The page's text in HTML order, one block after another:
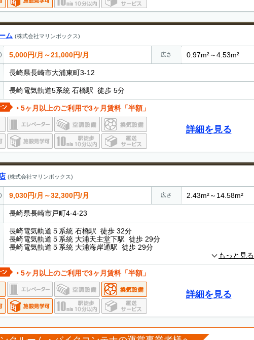
ム (株式会社マリンボックス)
5,000円/月～21,000円/月 広さ 0.97m²～4.53m²
長崎県長崎市大浦東町3-12
長崎電気軌道5系統 石橋駅 徒歩 5分
5ヶ月以上のご利用で3ヶ月賃料「半額」
詳細を見る
(株式会社マリンボックス)
9,030円/月～32,300円/月 広さ 2.43m²～14.58m²
長崎県長崎市戸町4-4-23
長崎電気軌道５系統 石橋駅 徒歩 32分
長崎電気軌道５系統 大浦天主堂下駅 徒歩 29分
長崎電気軌道５系統 大浦海岸通駅 徒歩 29分
もっと見る
5ヶ月以上のご利用で3ヶ月賃料「半額」
詳細を見る